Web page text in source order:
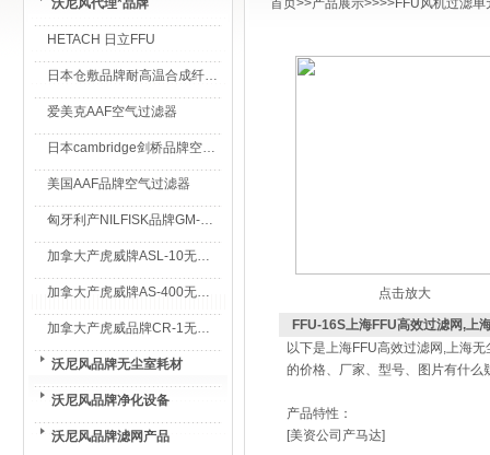
沃尼风代理*品牌
HETACH 日立FFU
日本仓敷品牌耐高温合成纤维过滤棉
爱美克AAF空气过滤器
日本cambridge剑桥品牌空气过滤器
美国AAF品牌空气过滤器
匈牙利产NILFISK品牌GM-80无尘室专用吸尘器
加拿大产虎威牌ASL-10无尘室专用吸尘器
加拿大产虎威牌AS-400无尘室专用吸尘器
加拿大产虎威品牌CR-1无尘室专用吸尘器
沃尼风品牌无尘室耗材
沃尼风品牌净化设备
沃尼风品牌滤网产品
首页>>产品展示>>>>FFU风机过滤单
点击放大
FFU-16S上海FFU高效过滤网,上
以下是上海FFU高效过滤网,上海
的价格、厂家、型号、图片有什么
产品特性：
[美资公司产马达]